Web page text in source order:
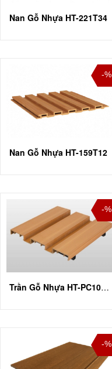
Nan Gỗ Nhựa HT-221T34
-%
Nan Gỗ Nhựa HT-159T12
-%
Trần Gỗ Nhựa HT-PC100U25
-%